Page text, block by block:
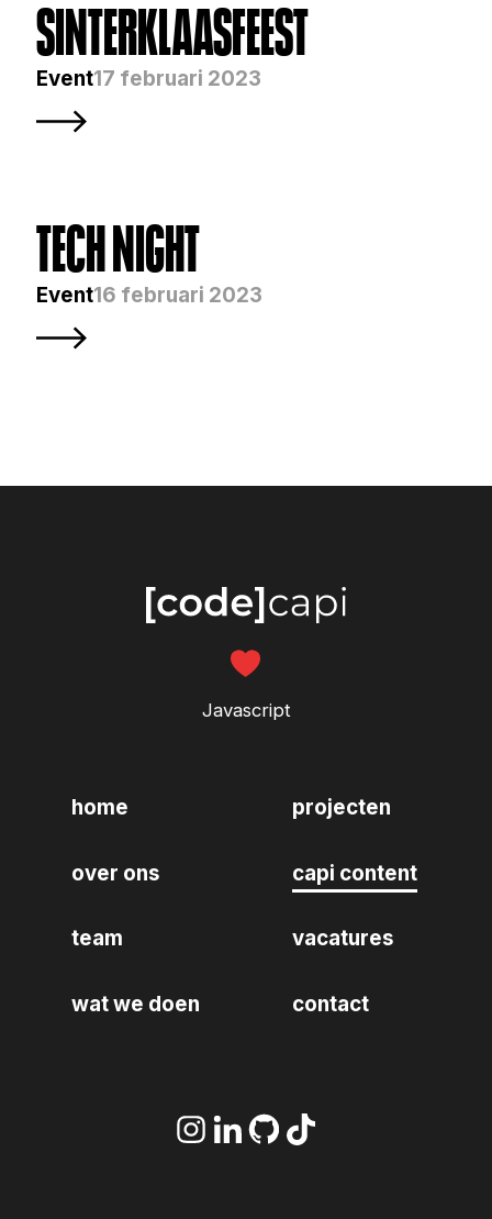
SINTERKLAASFEEST
Event17 februari 2023
TECH NIGHT
Event16 februari 2023
Javascript
home
over ons
team
wat we doen
projecten
capi content
vacatures
contact